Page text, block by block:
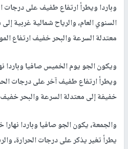
وباردا ويطرأ ارتفاع طفيف على درجات
السنوي العام، والرياح شمالية غربية
معتدلة السرعة والبحر خفيف ارتفاع
ويكون الجو يوم الخميس صافيا وباردا
ويطرأ ارتفاع طفيف آخر على درجات
خفيفة إلى معتدلة السرعة والبحر
والجمعة، يكون الجو صافيا وباردا
يطرأ تغير يذكر على درجات الحرارة،